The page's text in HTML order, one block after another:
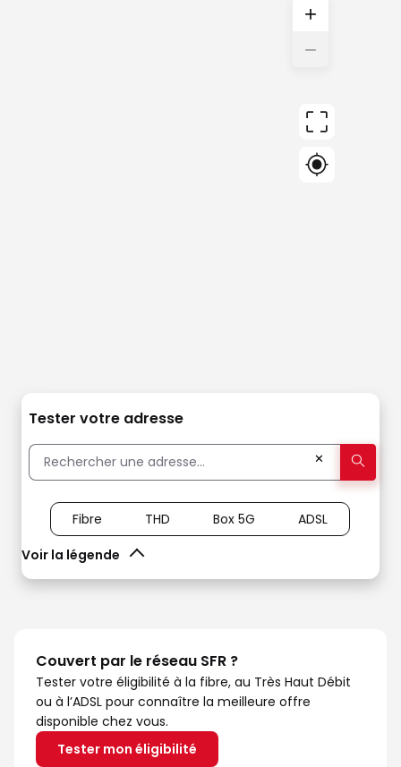
+
−
Tester votre adresse
✕
Voir la légende
Fibre THD Box 5G ADSL
Couvert par le réseau SFR ?
Tester votre éligibilité à la fibre, au Très Haut Débit
ou à l’ADSL pour connaître la meilleure offre
disponible chez vous.
Tester mon éligibilité